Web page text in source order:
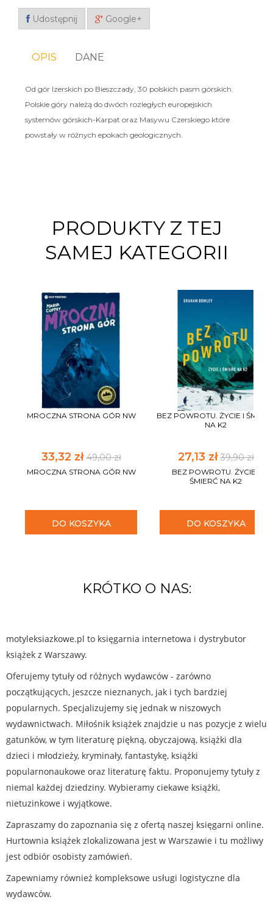
Udostępnij Google+
OPIS DANE
Od gór Izerskich po Bieszczady, 30 polskich pasm górskich.
Polskie góry należą do dwóch rozległych europejskich
systemów górskich-Karpat oraz Masywu Czerskiego które
powstały w różnych epokach geologicznych.
PRODUKTY Z TEJ
SAMEJ KATEGORII
MROCZNA STRONA GÓR NW
33,32 zł49,00 zł
MROCZNA STRONA GÓR NW
DO KOSZYKA
BEZ POWROTU. ŻYCIE I
NA K2
27,13 zł39,90 zł
BEZ POWROTU. ŻYCIE I
ŚMIERĆ NA K2
DO KOSZYKA
KRÓTKO O NAS:
motyleksiazkowe.pl to księgarnia internetowa i dystrybutor
książek z Warszawy.
Oferujemy tytuły od różnych wydawców - zarówno
początkujących, jeszcze nieznanych, jak i tych bardziej
popularnych. Specjalizujemy się jednak w niszowych
wydawnictwach. Miłośnik książek znajdzie u nas pozycje z wielu
gatunków, w tym literaturę piękną, obyczajową, książki dla
dzieci i młodzieży, kryminały, fantastykę, książki
popularnonaukowe oraz literaturę faktu. Proponujemy tytuły z
niemal każdej dziedziny. Wybieramy ciekawe książki,
nietuzinkowe i wyjątkowe.
Zapraszamy do zapoznania się z ofertą naszej księgarni online.
Hurtownia książek zlokalizowana jest w Warszawie i tu możliwy
jest odbiór osobisty zamówień.
Zapewniamy również kompleksowe usługi logistyczne dla
wydawców.